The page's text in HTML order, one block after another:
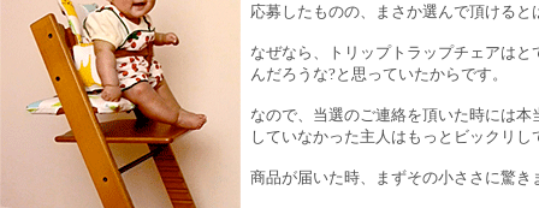
応募したものの、まさか選んで頂ける
なぜなら、トリップトラップチェアは
んだろうな?と思っていたからです。
なので、当選のご連絡を頂いた時には
していなかった主人はもっとビックリし
商品が届いた時、まずその小ささに驚き